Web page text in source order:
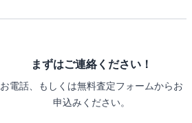
まずはご連絡ください！
お電話、もしくは無料査定フォームからお
申込みください。